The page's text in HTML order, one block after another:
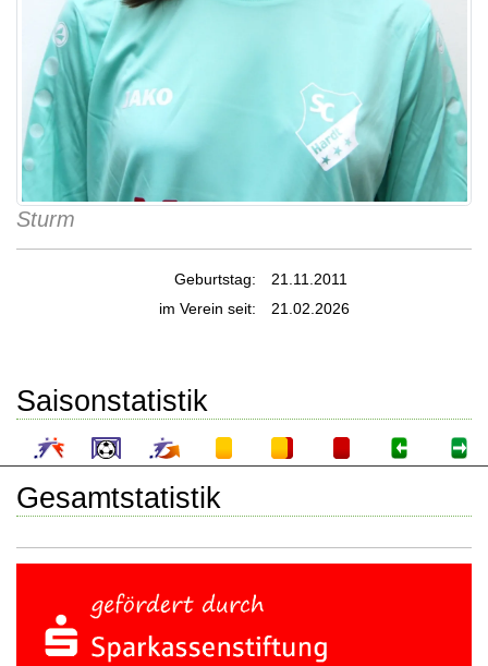
Sturm
Geburtstag:
21.11.2011
im Verein seit:
21.02.2026
Saisonstatistik
Gesamtstatistik